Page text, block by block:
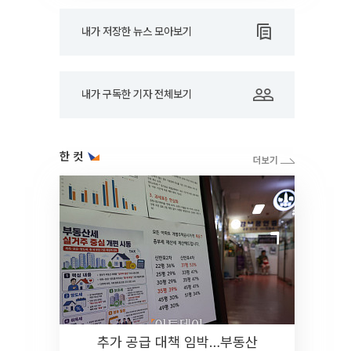
내가 저장한 뉴스 모아보기
내가 구독한 기자 전체보기
한 컷
추가 공급 대책 임박…부동산